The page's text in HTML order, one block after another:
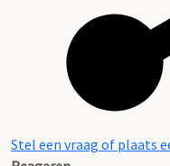
Stel een vraag of plaats